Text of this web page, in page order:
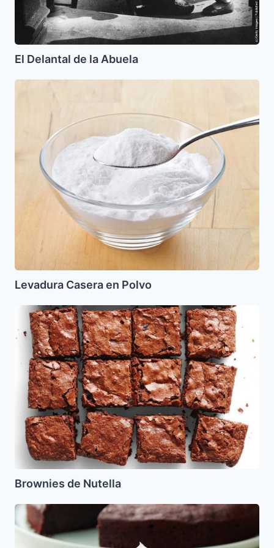
El Delantal de la Abuela
Levadura Casera en Polvo
Brownies
de
Nutella
Brownies de Nutella
Tarta
de
Chocolate